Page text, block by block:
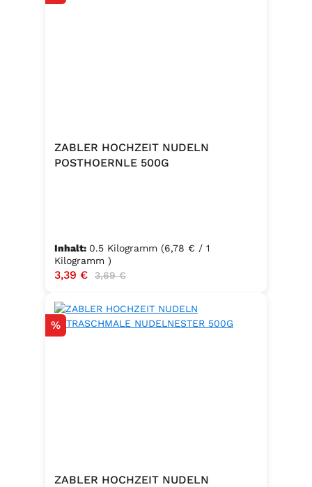
ZABLER HOCHZEIT NUDELN
POSTHOERNLE 500G
Inhalt: 0.5 Kilogramm (6,78 € / 1
Kilogramm )
Verkaufspreis:
3,39 € Regulärer Preis:
3,69 €
Rabatt
%
ZABLER HOCHZEIT NUDELN